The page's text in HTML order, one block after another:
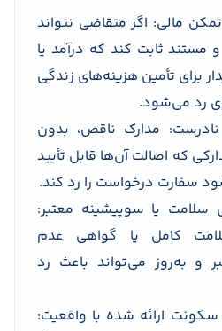
مالی: اگر متقاضی نتواند
ثابت کند که درآمد یا
برای تأمین هزینه‌های زندگی
رد می‌شود.
مدارک ناقص، بدون
که اصالت آن‌ها قابل تأیید
سفارت درخواست را رد کند.
سلامت یا سوپیشینه معتبر:
کامل یا گواهی عدم
و به‌روز می‌تواند باعث رد
ارائه شده با واقعیت: